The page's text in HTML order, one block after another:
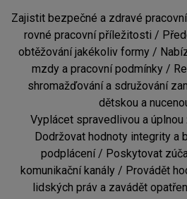
Zajistit bezpečné a zdravé
rovné pracovní příležitosti /
obtěžování jakékoliv formy /
mzdy a pracovní podmínky /
shromažďování a sdružování
dětskou a
Vyplácet spravedlivou a
Dodržovat hodnoty integrity a
podplácení / Poskytovat
komunikační kanály / Provádět
lidských práv a zavádět